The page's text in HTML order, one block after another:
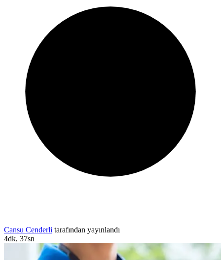
Cansu Cenderli tarafından yayınlandı
4dk, 37sn